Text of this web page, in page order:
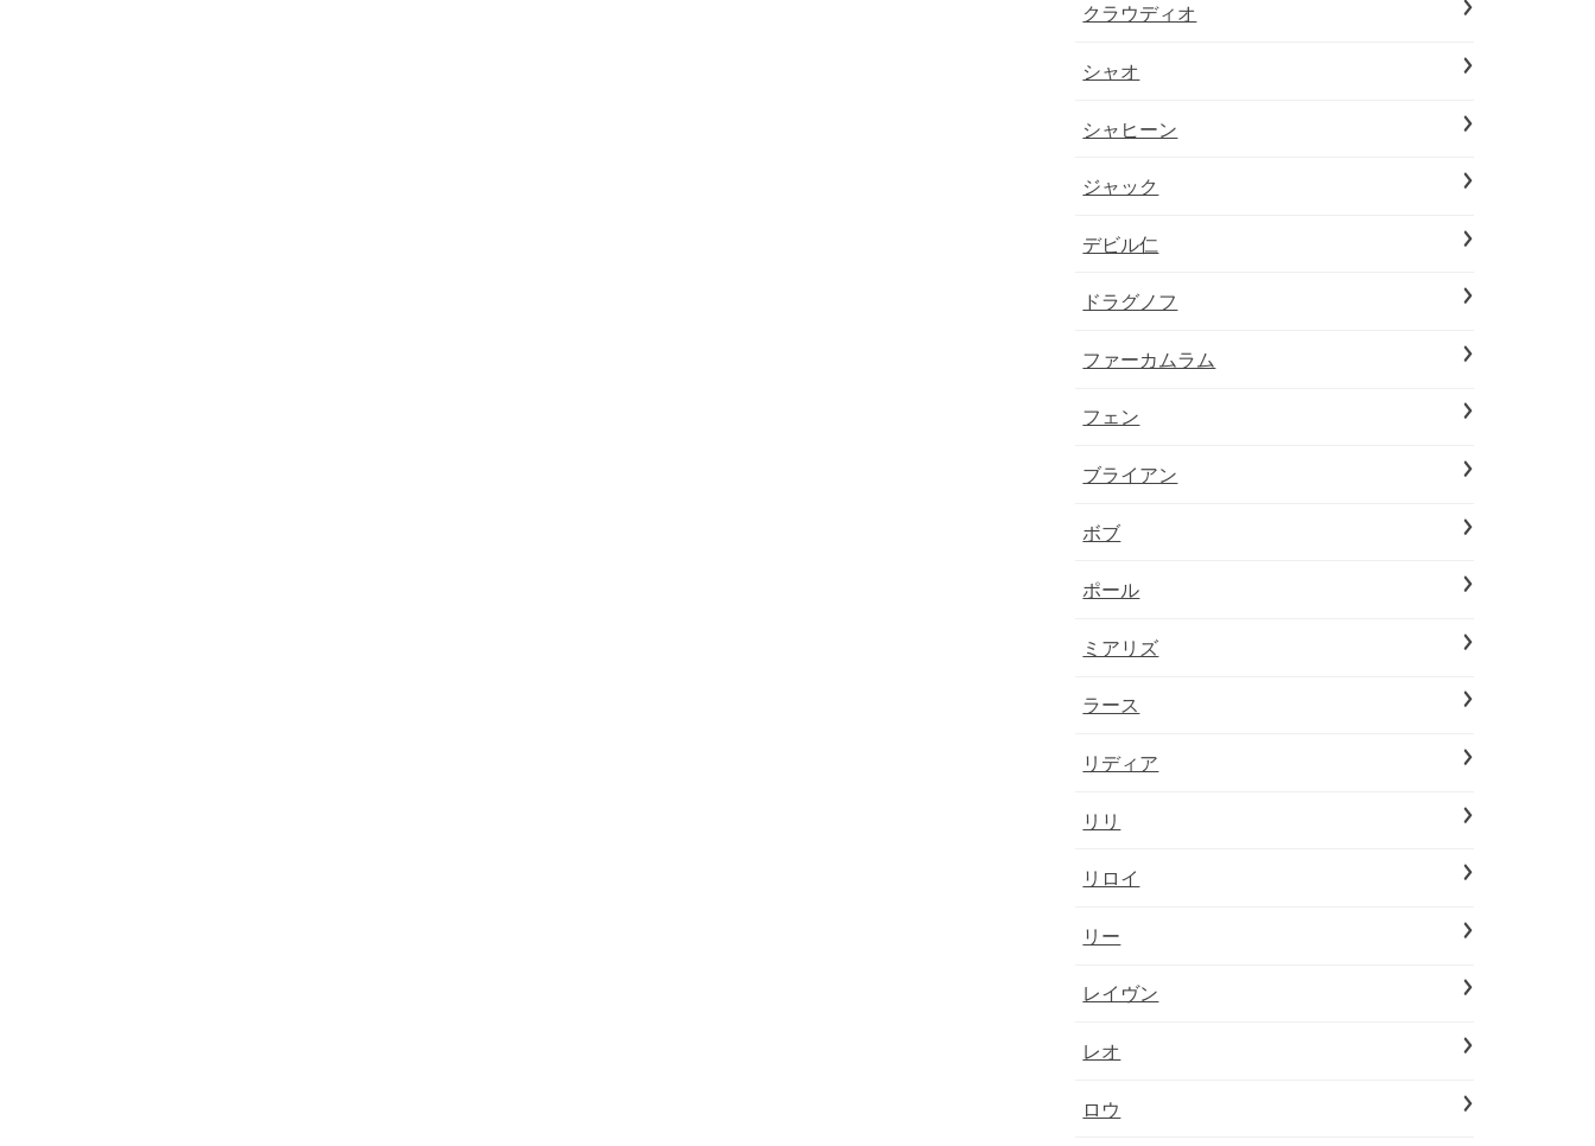
クラウディオ
シャオ
シャヒーン
ジャック
デビル仁
ドラグノフ
ファーカムラム
フェン
ブライアン
ボブ
ポール
ミアリズ
ラース
リディア
リリ
リロイ
リー
レイヴン
レオ
ロウ